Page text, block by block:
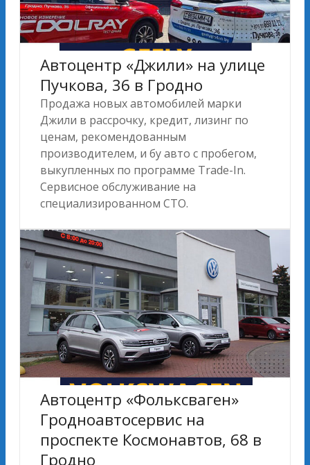
Автоцентр «Джили» на улице
Пучкова, 36 в Гродно
Продажа новых автомобилей марки
Джили в рассрочку, кредит, лизинг по
ценам, рекомендованным
производителем, и бу авто с пробегом,
выкупленных по программе Trade-In.
Сервисное обслуживание на
специализированном СТО.
Автоцентр «Фольксваген»
Гродноавтосервис на
проспекте Космонавтов, 68 в
Гродно